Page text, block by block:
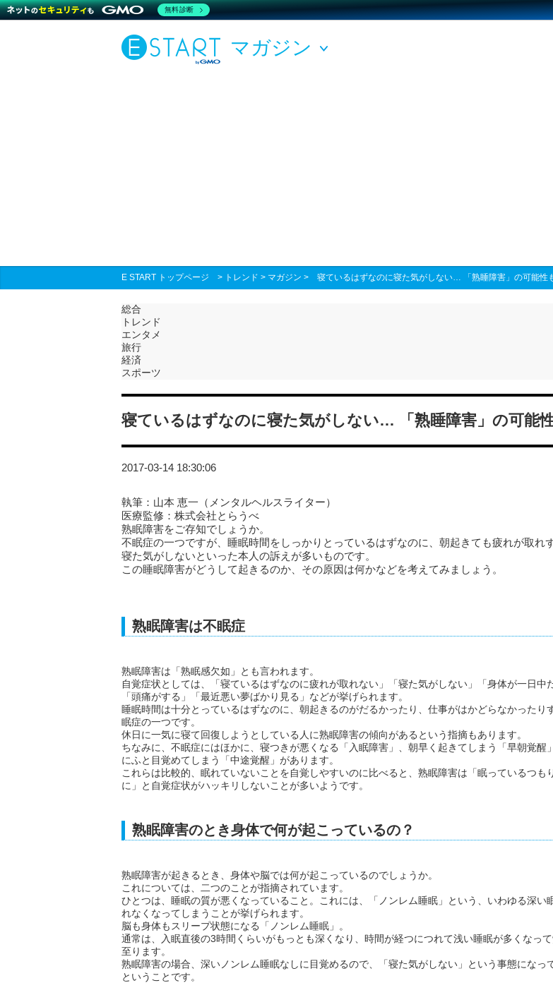
マガジン
E START トップページ > トレンド > マガジン > 寝ているはずなのに寝た気がしない… 「熟睡障害」の可能性
総合
トレンド
エンタメ
旅行
経済
スポーツ
寝ているはずなのに寝た気がしない… 「熟睡障害」の可能
2017-03-14 18:30:06
執筆：山本 恵一（メンタルヘルスライター）
医療監修：株式会社とらうべ
熟眠障害をご存知でしょうか。
不眠症の一つですが、睡眠時間をしっかりとっているはずなのに、朝起きても疲れが取れ
寝た気がしないといった本人の訴えが多いものです。
この睡眠障害がどうして起きるのか、その原因は何かなどを考えてみましょう。
熟眠障害は不眠症
熟眠障害は「熟眠感欠如」とも言われます。
自覚症状としては、「寝ているはずなのに疲れが取れない」「寝た気がしない」「身体が一日中
「頭痛がする」「最近悪い夢ばかり見る」などが挙げられます。
睡眠時間は十分とっているはずなのに、朝起きるのがだるかったり、仕事がはかどらなかったり
眠症の一つです。
休日に一気に寝て回復しようとしている人に熟眠障害の傾向があるという指摘もあります。
ちなみに、不眠症にはほかに、寝つきが悪くなる「入眠障害」、朝早く起きてしまう「早朝覚醒
にふと目覚めてしまう「中途覚醒」があります。
これらは比較的、眠れていないことを自覚しやすいのに比べると、熟眠障害は「眠っているつも
に」と自覚症状がハッキリしないことが多いようです。
熟眠障害のとき身体で何が起こっているの？
熟眠障害が起きるとき、身体や脳では何が起こっているのでしょうか。
これについては、二つのことが指摘されています。
ひとつは、睡眠の質が悪くなっていること。これには、「ノンレム睡眠」という、いわゆる深い
れなくなってしまうことが挙げられます。
脳も身体もスリープ状態になる「ノンレム睡眠」。
通常は、入眠直後の3時間くらいがもっとも深くなり、時間が経つにつれて浅い睡眠が多くなっ
至ります。
熟眠障害の場合、深いノンレム睡眠なしに目覚めるので、「寝た気がしない」という事態になっ
ということです。
無料診断